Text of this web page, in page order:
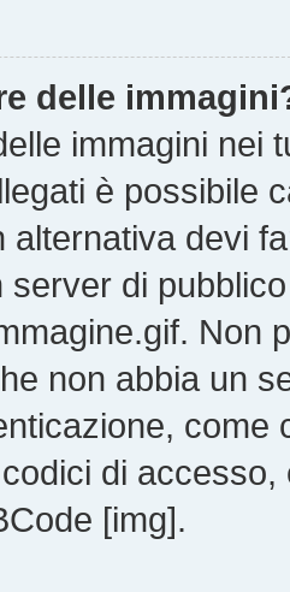
delle
immagini nei
è possibile
alternativa devi
server di
Non
non abbia un
come
di
[img].